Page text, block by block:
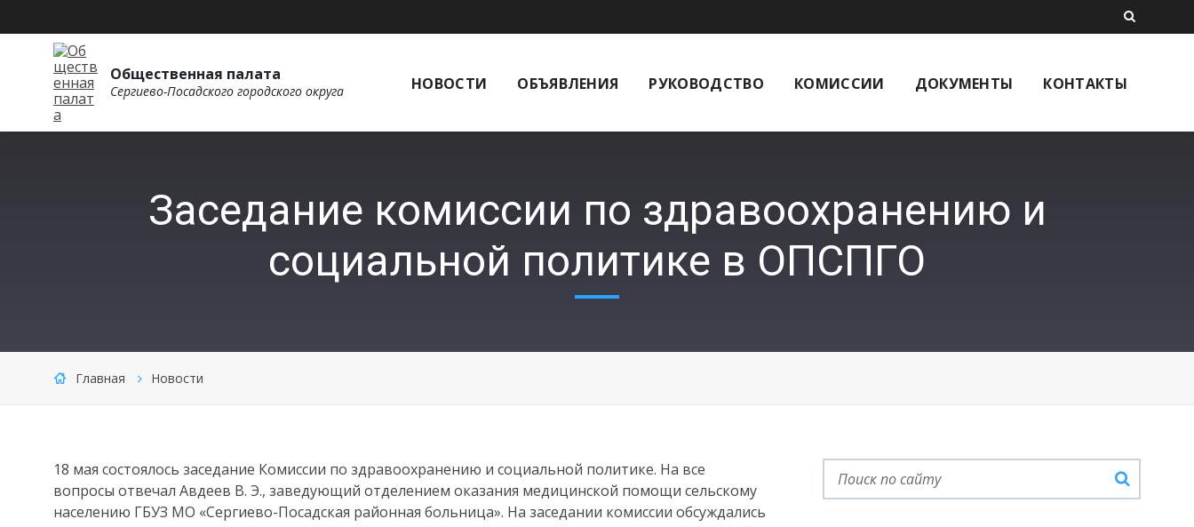
Общественная палата
Сергиево-Посадского городского округа НОВОСТИ ОБЪЯВЛЕНИЯ РУКОВОДСТВО КОМИССИИ ДОКУМЕНТЫ КОНТАКТЫ
Заседание комиссии по здравоохранению и
социальной политике в ОПСПГО
Главная Новости
18 мая состоялось заседание Комиссии по здравоохранению и социальной политике. На все
вопросы отвечал Авдеев В. Э., заведующий отделением оказания медицинской помощи сельскому
населению ГБУЗ МО «Сергиево-Посадская районная больница». На заседании комиссии обсуждались